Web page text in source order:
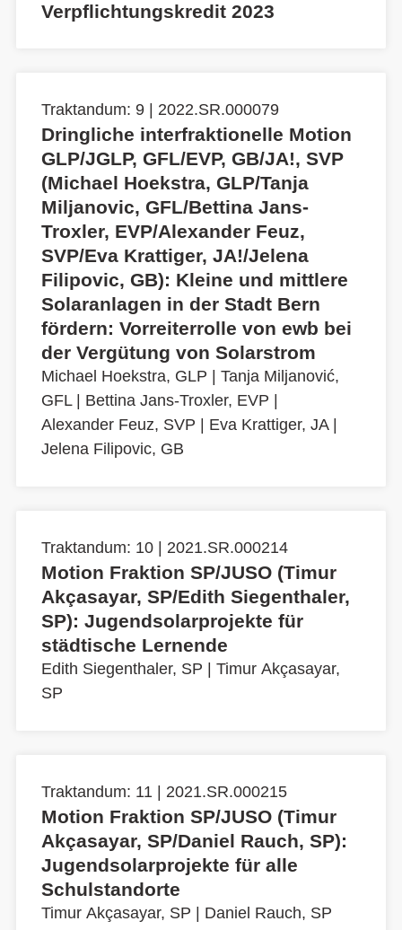
Verpflichtungskredit 2023
Traktandum: 9 | 2022.SR.000079
Dringliche interfraktionelle Motion
GLP/JGLP, GFL/EVP, GB/JA!, SVP
(Michael Hoekstra, GLP/Tanja
Miljanovic, GFL/Bettina Jans-
Troxler, EVP/Alexander Feuz,
SVP/Eva Krattiger, JA!/Jelena
Filipovic, GB): Kleine und mittlere
Solaranlagen in der Stadt Bern
fördern: Vorreiterrolle von ewb bei
der Vergütung von Solarstrom
Michael Hoekstra, GLP
Tanja Miljanović,
GFL| Bettina Jans-Troxler, EVP
Alexander Feuz, SVP
Eva Krattiger, JA|
Jelena Filipovic, GB
Traktandum: 10 | 2021.SR.000214
Motion Fraktion SP/JUSO (Timur
Akçasayar, SP/Edith Siegenthaler,
SP): Jugendsolarprojekte für
städtische Lernende
Edith Siegenthaler, SP
Timur Akçasayar,
SP
Traktandum: 11 | 2021.SR.000215
Motion Fraktion SP/JUSO (Timur
Akçasayar, SP/Daniel Rauch, SP):
Jugendsolarprojekte für alle
Schulstandorte
Timur Akçasayar, SP Daniel Rauch, SP